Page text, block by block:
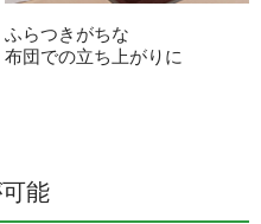
ふらつきがちな
布団での立ち上がりに
能